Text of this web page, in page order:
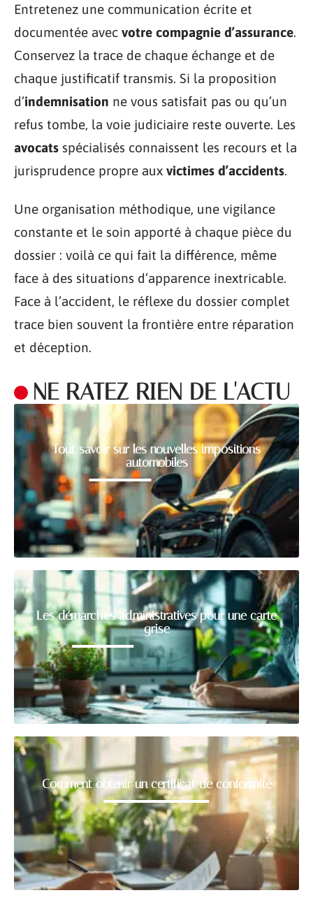
Entretenez une communication écrite et
documentée avec votre compagnie d’assurance.
Conservez la trace de chaque échange et de
chaque justificatif transmis. Si la proposition
d’indemnisation ne vous satisfait pas ou qu’un
refus tombe, la voie judiciaire reste ouverte. Les
avocats spécialisés connaissent les recours et la
jurisprudence propre aux victimes d’accidents.
Une organisation méthodique, une vigilance
constante et le soin apporté à chaque pièce du
dossier : voilà ce qui fait la différence, même
face à des situations d’apparence inextricable.
Face à l’accident, le réflexe du dossier complet
trace bien souvent la frontière entre réparation
et déception.
NE RATEZ RIEN DE L'ACTU
Tout savoir sur les nouvelles impositions
automobiles
Les démarches administratives pour une carte
grise
Comment obtenir un certificat de conformité